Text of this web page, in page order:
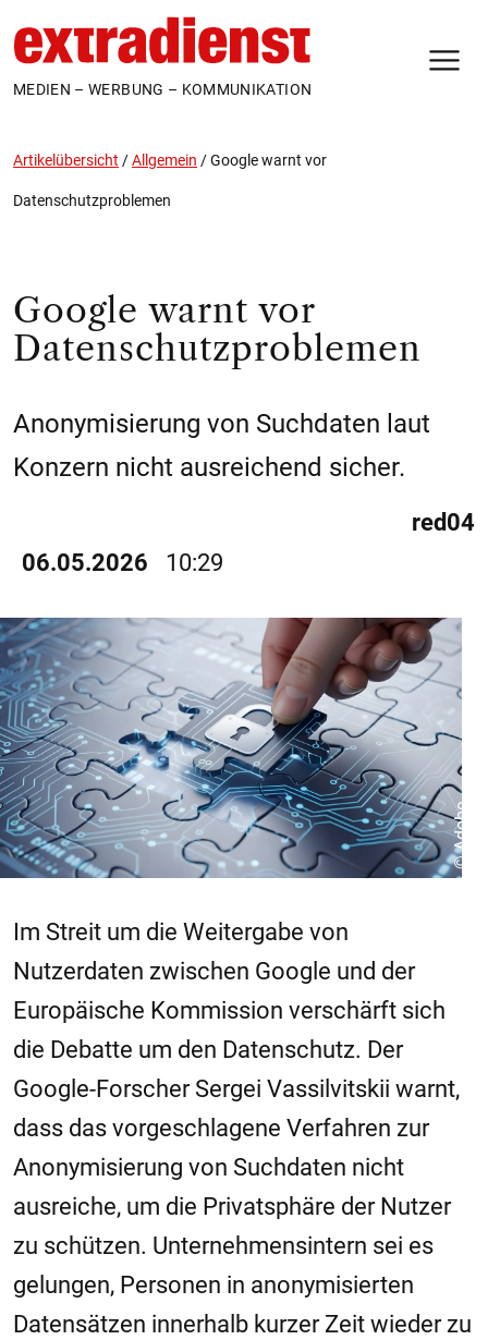
MEDIEN – WERBUNG – KOMMUNIKATION
Artikelübersicht /Allgemein /Google warnt vor
Datenschutzproblemen
Google warnt vor
Datenschutzproblemen
Anonymisierung von Suchdaten laut
Konzern nicht ausreichend sicher.
06.05.2026 10:29
red04
© Adobe
Im Streit um die Weitergabe von
Nutzerdaten zwischen Google und der
Europäische Kommission verschärft sich
die Debatte um den Datenschutz. Der
Google-Forscher Sergei Vassilvitskii warnt,
dass das vorgeschlagene Verfahren zur
Anonymisierung von Suchdaten nicht
ausreiche, um die Privatsphäre der Nutzer
zu schützen. Unternehmensintern sei es
gelungen, Personen in anonymisierten
Datensätzen innerhalb kurzer Zeit wieder zu